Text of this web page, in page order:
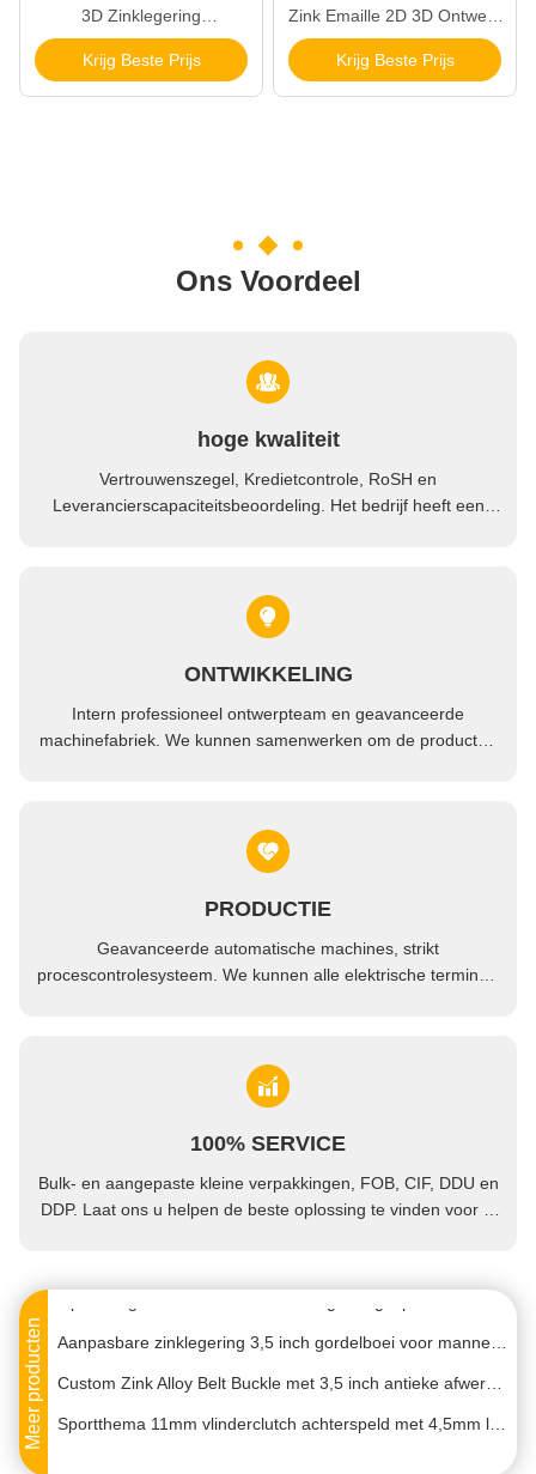
3D Zinklegering
Hardloopwedstrijd Met Lint
OEM Groothandel
Krijg Beste Prijs
Zink Emaille 2D 3D Ontwerp
Voor Cadeaus Groothandel
Krijg Beste Prijs
Ons Voordeel
hoge kwaliteit
Vertrouwenszegel, Kredietcontrole, RoSH en
Leverancierscapaciteitsbeoordeling. Het bedrijf heeft een
ONTWIKKELING
Intern professioneel ontwerpteam en geavanceerde
machinefabriek. We kunnen samenwerken om de producten
PRODUCTIE
Geavanceerde automatische machines, strikt
procescontrolesysteem. We kunnen alle elektrische terminals
100% SERVICE
Bulk- en aangepaste kleine verpakkingen, FOB, CIF, DDU en
DDP. Laat ons u helpen de beste oplossing te vinden voor al
Meer producten